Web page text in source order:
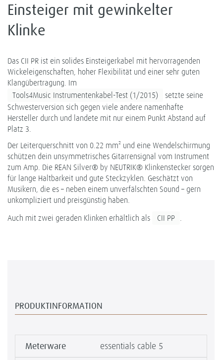
Einsteiger mit gewinkelter
Klinke
Das CII PR ist ein solides Einsteigerkabel mit hervorragenden
Wickeleigenschaften, hoher Flexibilität und einer sehr guten
Klangübertragung. Im
Tools4Music Instrumentenkabel-Test (1/2015)
setzte seine
Schwesterversion sich gegen viele andere namenhafte
Hersteller durch und landete mit nur einem Punkt Abstand auf
Platz 3.
Der Leiterquerschnitt von 0.22 mm² und eine Wendelschirmung
schützen dein unsymmetrisches Gitarrensignal vom Instrument
zum Amp. Die REAN Silver® by NEUTRIK® Klinkenstecker sorgen
für lange Haltbarkeit und gute Steckzyklen. Geschätzt von
Musikern, die es – neben einem unverfälschten Sound – gern
unkompliziert und preisgünstig haben.
Auch mit zwei geraden Klinken erhältlich als
CII PP .
PRODUKTINFORMATION
Meterware essentials cable 5